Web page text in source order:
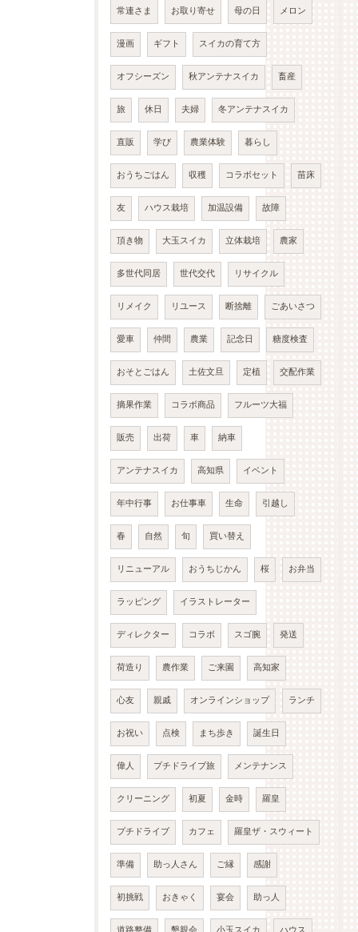
常連さま お取り寄せ 母の日 メロン
漫画 ギフト スイカの育て方
オフシーズン 秋アンテナスイカ 畜産
旅 休日 夫婦 冬アンテナスイカ
直販 学び 農業体験 暮らし
おうちごはん 収穫 コラボセット 苗床
友 ハウス栽培 加温設備 故障
頂き物 大玉スイカ 立体栽培 農家
多世代同居 世代交代 リサイクル
リメイク リユース 断捨離 ごあいさつ
愛車 仲間 農業 記念日 糖度検査
おそとごはん 土佐文旦 定植 交配作業
摘果作業 コラボ商品 フルーツ大福
販売 出荷 車 納車
アンテナスイカ 高知県 イベント
年中行事 お仕事車 生命 引越し
春 自然 旬 買い替え
リニューアル おうちじかん 桜 お弁当
ラッピング イラストレーター
ディレクター コラボ スゴ腕 発送
荷造り 農作業 ご来園 高知家
心友 親戚 オンラインショップ ランチ
お祝い 点検 まち歩き 誕生日
偉人 プチドライブ旅 メンテナンス
クリーニング 初夏 金時 羅皇
プチドライブ カフェ 羅皇ザ・スウィート
準備 助っ人さん ご縁 感謝
初挑戦 おきゃく 宴会 助っ人